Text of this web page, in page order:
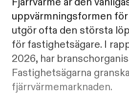
uppvärmningsformen
utgör ofta den största
för fastighetsägare. I
2026, har
Fastighetsägarna
fjärrvärmemarknaden.